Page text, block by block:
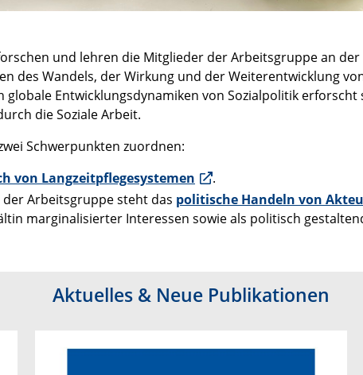
und lehren die Mitglieder der Arbeitsgruppe an der
des Wandels, der Wirkung und der Weiterentwicklung
Entwicklungsdynamiken von Sozialpolitik
die Soziale Arbeit.
Schwerpunkten zuordnen:
von Langzeitpflegesystemen
.
Arbeitsgruppe steht das politische Handeln von
marginalisierter Interessen sowie als politisch
Aktuelles & Neue Publikationen